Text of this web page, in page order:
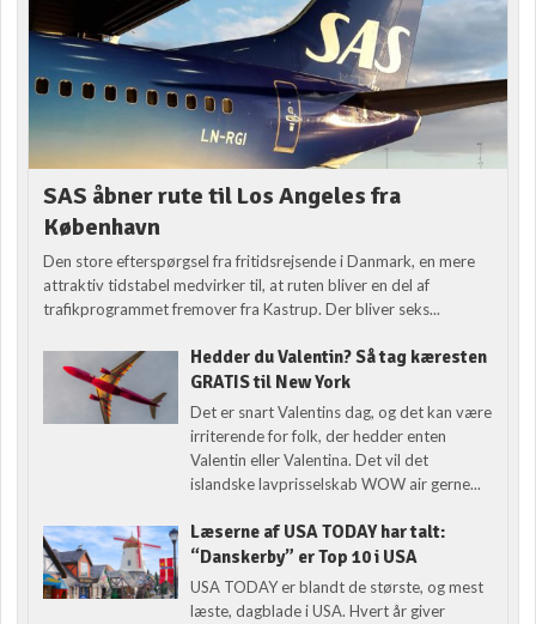
SAS åbner rute til Los Angeles fra
København
Den store efterspørgsel fra fritidsrejsende i Danmark, en mere
attraktiv tidstabel medvirker til, at ruten bliver en del af
trafikprogrammet fremover fra Kastrup. Der bliver seks...
Hedder du Valentin? Så tag kæresten
GRATIS til New York
Det er snart Valentins dag, og det kan være
irriterende for folk, der hedder enten
Valentin eller Valentina. Det vil det
islandske lavprisselskab WOW air gerne...
Læserne af USA TODAY har talt:
“Danskerby” er Top 10 i USA
USA TODAY er blandt de største, og mest
læste, dagblade i USA. Hvert år giver